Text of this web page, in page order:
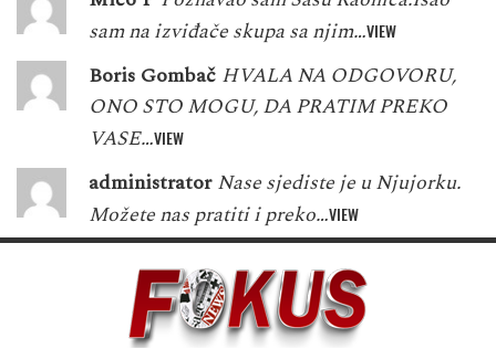
sam na izviđače skupa sa njim…VIEW
Boris Gombač HVALA NA ODGOVORU,
ONO STO MOGU, DA PRATIM PREKO
VASE…VIEW
administrator Nase sjediste je u Njujorku.
Možete nas pratiti i preko…VIEW